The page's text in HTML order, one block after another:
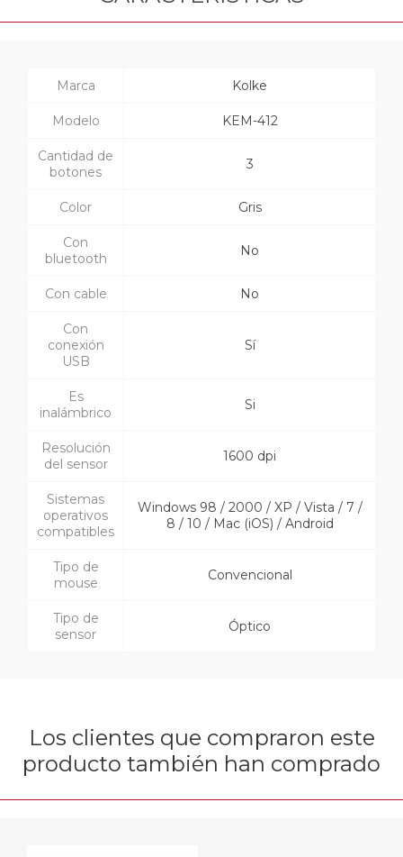
Marca Kolke
Modelo KEM-412
Cantidad de
botones
3
Color Gris
Con
bluetooth
No
Con cable No
Con
conexión
USB
Sí
Es
inalámbrico
Si
Resolución
del sensor
1600 dpi
Sistemas
operativos
compatibles
Windows 98 / 2000 / XP / Vista / 7 /
8 / 10 / Mac (iOS) / Android
Tipo de
mouse
Convencional
Tipo de
sensor
Óptico
Los clientes que compraron este
producto también han comprado